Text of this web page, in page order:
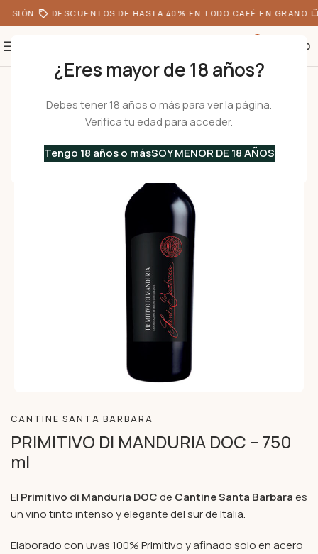
¿Eres mayor de 18 años?
Debes tener 18 años o más para ver la página.
Verifica tu edad para acceder.
Tengo 18 años o másSOY MENOR DE 18 AÑOS
DESCUENTOS DE HASTA 40% EN TODO CAFÉ EN GRANO
0.00
Vinos Tintos
CANTINE SANTA BARBARA
PRIMITIVO DI MANDURIA DOC – 750
ml
El Primitivo di Manduria DOCde Cantine Santa Barbaraes
un vino tinto intenso y elegante del sur de Italia.
Elaborado con uvas 100% Primitivo y afinado solo en acero